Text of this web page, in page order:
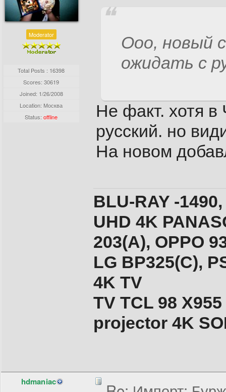
Moderator
Total Posts : 16398
Scores: 30619
Joined: 1/26/2008
Location: Москва
Status:offline
Ооо, новый
ожидать с
Не факт. хотя в
русский. но
На новом
BLU-RAY -
UHD 4K
203(A), ОPPO
LG BP325(C),
4K TV
TV TCL 98 X955
projector 4K
hdmaniac